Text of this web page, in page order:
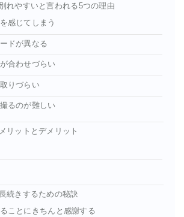
れやすいと言われる5つの理由
感じてしまう
ドが異なる
合わせづらい
りづらい
るのが難しい
リットとデメリット
続きするための秘訣
ことにきちんと感謝する